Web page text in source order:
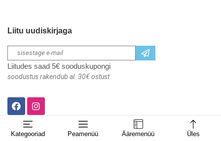
Kategooriad Peamenüü Ääremenüü Üles
Liitu uudiskirjaga
Liitudes saad 5€ sooduskupongi
soodustus rakendub al. 30€ ostust